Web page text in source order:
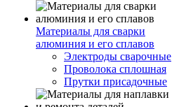
Материалы для сварки
алюминия и его сплавов
Электроды сварочные
Проволока сплошная
Прутки присадочные